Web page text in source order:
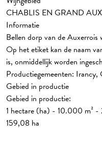
CHABLIS EN GRAND
Informatie
Bellen dorp van de Auxerrois
Op het etiket kan de naam
is, onmiddellijk worden
Productiegemeenten:
Gebied in productie
Gebied in productie:
1 hectare (ha) - 10.000 m² -
159,08 ha